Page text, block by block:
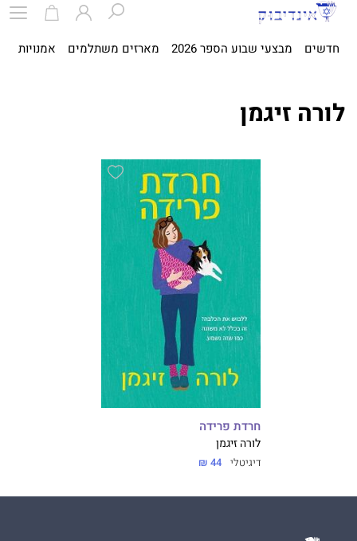
חדשים מבצעי שבוע הספר 2026 מארזים משתלמים אמנויות
לורה זיגמן
חרדת פרידה
לורה זיגמן
דיגיטלי 44 ₪